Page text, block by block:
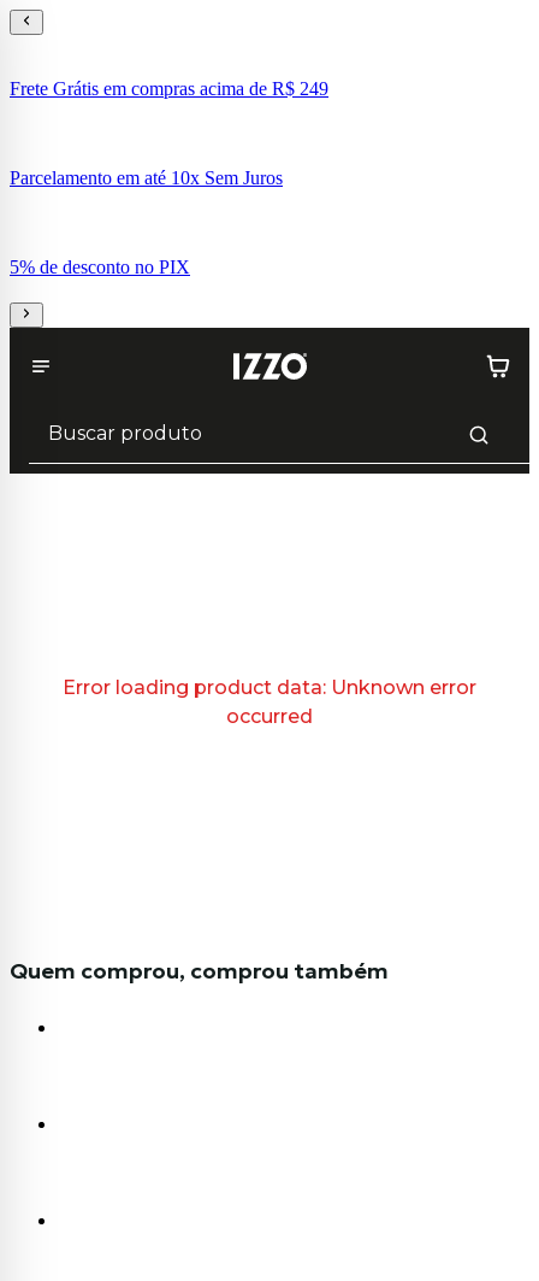
Frete Grátis em compras acima de R$ 249
Parcelamento em até 10x Sem Juros
5% de desconto no PIX
Error loading product data: Unknown error
occurred
Quem comprou, comprou também